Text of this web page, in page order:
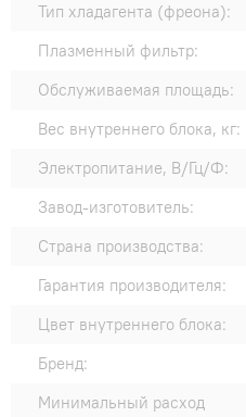
Тип хладагента (фреона):
Плазменный фильтр:
Обслуживаемая площадь:
Вес внутреннего блока, кг:
Электропитание, В/Гц/Ф:
Завод-изготовитель:
Страна производства:
Гарантия производителя:
Цвет внутреннего блока:
Бренд:
Минимальный расход